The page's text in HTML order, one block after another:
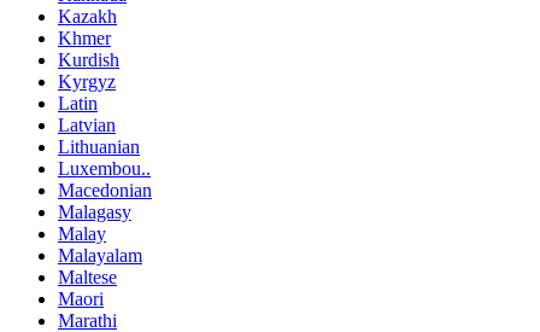
Kazakh
Khmer
Kurdish
Kyrgyz
Latin
Latvian
Lithuanian
Luxembou..
Macedonian
Malagasy
Malay
Malayalam
Maltese
Maori
Marathi